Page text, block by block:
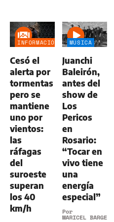
INFORMACIÓN
Cesó el
alerta por
tormentas
pero se
mantiene
uno por
vientos:
las
ráfagas
del
suroeste
superan
los 40
km/h
MÚSICA
Juanchi
Baleirón,
antes del
show de
Los
Pericos
en
Rosario:
“Tocar en
vivo tiene
una
energía
especial”
Por
MARICEL BARGERI